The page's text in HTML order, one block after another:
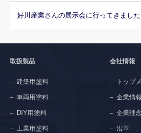
好川産業さんの展示会に行ってきました
取扱製品
建築用塗料
車両用塗料
DIY用塗料
工業用塗料
会社情報
トップ
企業情報
企業理念
沿革